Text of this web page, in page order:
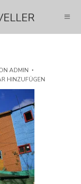
ADMIN
HINZUFÜGEN